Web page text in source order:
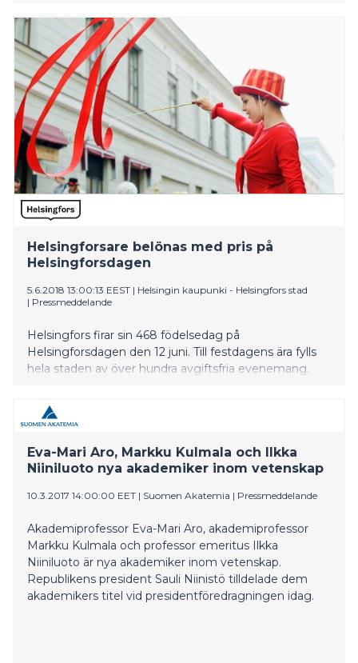
työstä vedenalaisen kulttuuriperinnön tutkimuksen,
suojelun ja koulutuksen edistämiseksi. Palkintosumma
on 10 000 euroa ja se myönnetään Alfred Kordelinin
säätiön TSV:n 100-vuotisjuhlarahastosta.
Helsingforsare belönas med pris på
Helsingforsdagen
5.6.2018 13:00:13 EEST | Helsingin kaupunki - Helsingfors stad
| Pressmeddelande
Helsingfors firar sin 468 födelsedag på
Helsingforsdagen den 12 juni. Till festdagens ära fylls
hela staden av över hundra avgiftsfria evenemang.
Eva-Mari Aro, Markku Kulmala och Ilkka
Niiniluoto nya akademiker inom vetenskap
10.3.2017 14:00:00 EET | Suomen Akatemia | Pressmeddelande
Akademiprofessor Eva-Mari Aro, akademiprofessor
Markku Kulmala och professor emeritus Ilkka
Niiniluoto är nya akademiker inom vetenskap.
Republikens president Sauli Niinistö tilldelade dem
akademikers titel vid presidentföredragningen idag.